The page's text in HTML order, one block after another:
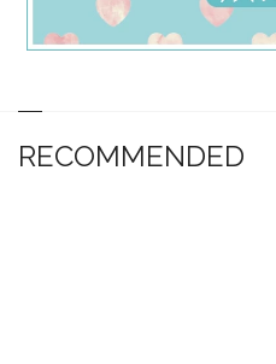
RECOMMENDED